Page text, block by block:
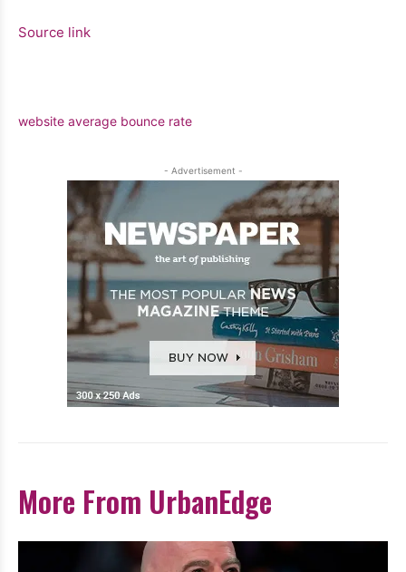
Source link
website average bounce rate
- Advertisement -
More From UrbanEdge